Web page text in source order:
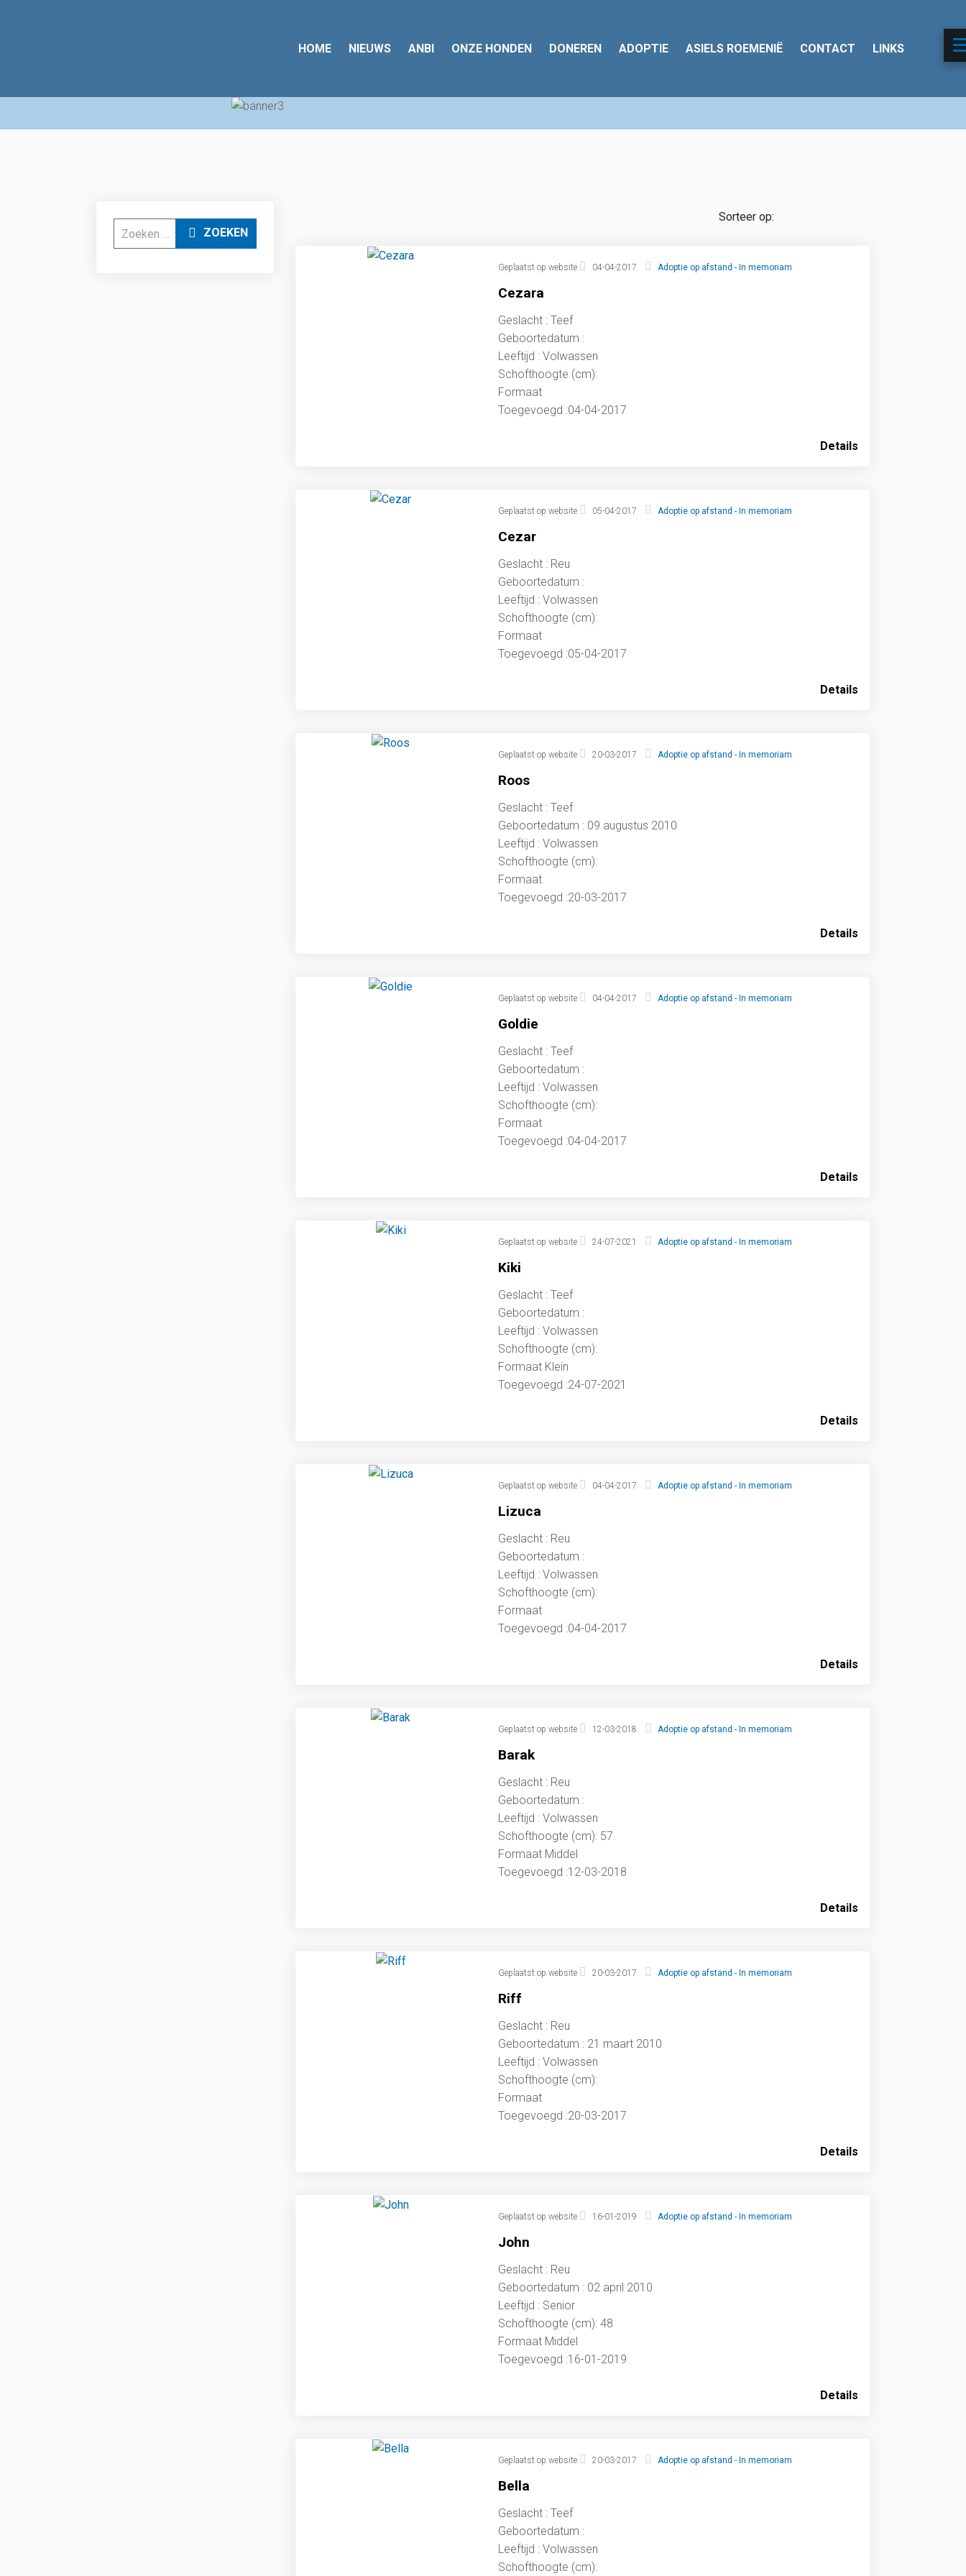
HOME NIEUWS ANBI ONZE HONDEN DONEREN ADOPTIE ASIELS ROEMENIË CONTACT LINKS
Zoeken ZOEKEN
Geplaatst op website 04-04-2017 Adoptie op afstand - In memoriam
Cezara
Geslacht : Teef
Geboortedatum :
Leeftijd : Volwassen
Schofthoogte (cm):
Formaat
Toegevoegd :04-04-2017
Details
Geplaatst op website 05-04-2017 Adoptie op afstand - In memoriam
Cezar
Geslacht : Reu
Geboortedatum :
Leeftijd : Volwassen
Schofthoogte (cm):
Formaat
Toegevoegd :05-04-2017
Details
Geplaatst op website 20-03-2017 Adoptie op afstand - In memoriam
Roos
Geslacht : Teef
Geboortedatum : 09 augustus 2010
Leeftijd : Volwassen
Schofthoogte (cm):
Formaat
Toegevoegd :20-03-2017
Details
Geplaatst op website 04-04-2017 Adoptie op afstand - In memoriam
Goldie
Geslacht : Teef
Geboortedatum :
Leeftijd : Volwassen
Schofthoogte (cm):
Formaat
Toegevoegd :04-04-2017
Details
Geplaatst op website 24-07-2021 Adoptie op afstand - In memoriam
Kiki
Geslacht : Teef
Geboortedatum :
Leeftijd : Volwassen
Schofthoogte (cm):
Formaat Klein
Toegevoegd :24-07-2021
Details
Geplaatst op website 04-04-2017 Adoptie op afstand - In memoriam
Lizuca
Geslacht : Reu
Geboortedatum :
Leeftijd : Volwassen
Schofthoogte (cm):
Formaat
Toegevoegd :04-04-2017
Details
Geplaatst op website 12-03-2018 Adoptie op afstand - In memoriam
Barak
Geslacht : Reu
Geboortedatum :
Leeftijd : Volwassen
Schofthoogte (cm): 57
Formaat Middel
Toegevoegd :12-03-2018
Details
Geplaatst op website 20-03-2017 Adoptie op afstand - In memoriam
Riff
Geslacht : Reu
Geboortedatum : 21 maart 2010
Leeftijd : Volwassen
Schofthoogte (cm):
Formaat
Toegevoegd :20-03-2017
Details
Geplaatst op website 16-01-2019 Adoptie op afstand - In memoriam
John
Geslacht : Reu
Geboortedatum : 02 april 2010
Leeftijd : Senior
Schofthoogte (cm): 48
Formaat Middel
Toegevoegd :16-01-2019
Details
Geplaatst op website 20-03-2017 Adoptie op afstand - In memoriam
Bella
Geslacht : Teef
Geboortedatum :
Leeftijd : Volwassen
Schofthoogte (cm):